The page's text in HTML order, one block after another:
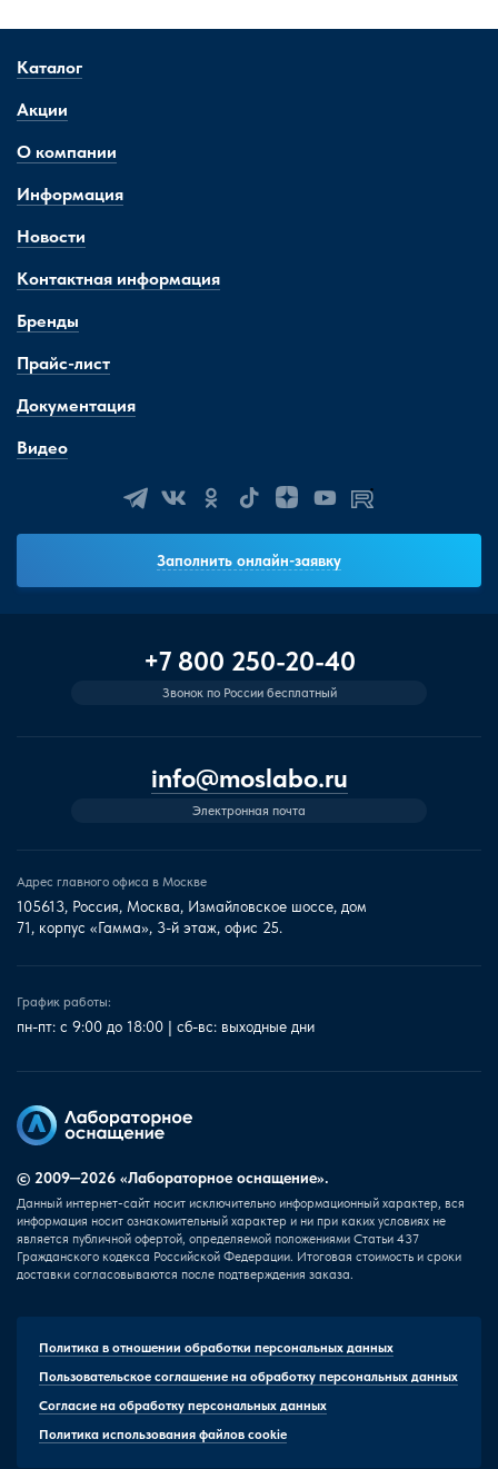
Каталог
Акции
О компании
Информация
Новости
Контактная информация
Бренды
Прайс-лист
Документация
Видео
Заполнить онлайн-заявку
+7 800 250-20-40
Звонок по России бесплатный
info@moslabo.ru
Электронная почта
Адрес главного офиса в Москве
105613, Россия, Москва, Измайловское шоссе, дом
71, корпус «Гамма», 3-й этаж, офис 25.
График работы:
пн-пт: с 9:00 до 18:00 | сб-вс: выходные дни
© 2009—2026 «Лабораторное оснащение».
Данный интернет-сайт носит исключительно информационный характер, вся
информация носит ознакомительный характер и ни при каких условиях не
является публичной офертой, определяемой положениями Статьи 437
Гражданского кодекса Российской Федерации. Итоговая стоимость и сроки
доставки согласовываются после подтверждения заказа.
Политика в отношении обработки персональных данных
Пользовательское соглашение на обработку персональных данных
Согласие на обработку персональных данных
Политика использования файлов cookie